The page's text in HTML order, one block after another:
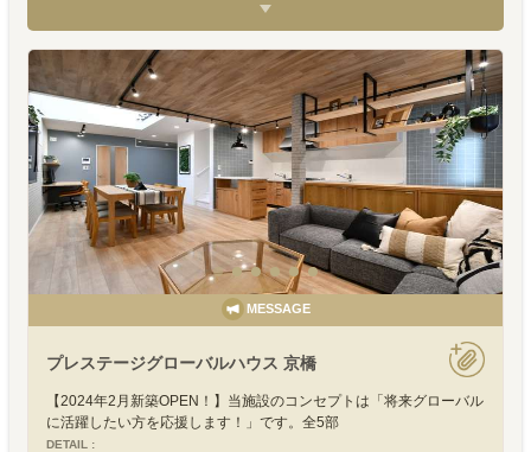
MESSAGE
プレステージグローバルハウス 京橋
【2024年2月新築OPEN！】当施設のコンセプトは「将来グローバル
に活躍したい方を応援します！」です。全5部
DETAIL :